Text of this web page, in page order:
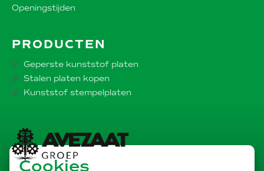
Openingstijden
PRODUCTEN
Geperste kunststof platen
Stalen platen kopen
Kunststof stempelplaten
Cookies